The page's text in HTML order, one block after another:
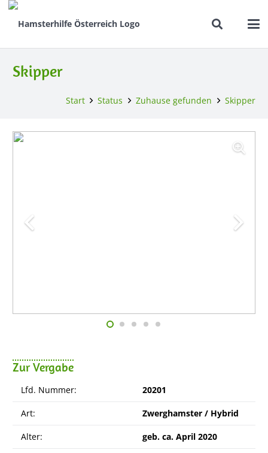
Skipper
Start Status Zuhause gefunden Skipper
Zur Vergabe
Lfd. Nummer: 20201
Art: Zwerghamster / Hybrid
Alter: geb. ca. April 2020